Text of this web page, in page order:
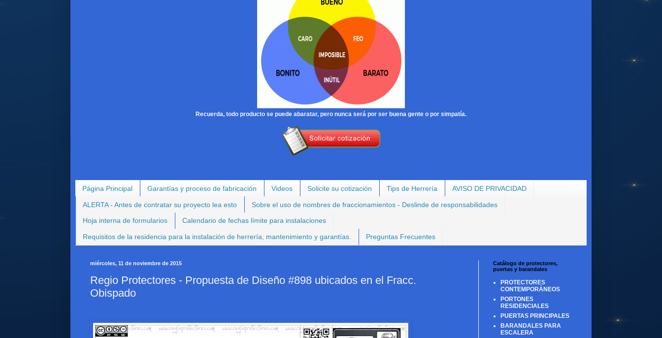
Recuerda, todo producto se puede abaratar, pero nunca será por ser buena gente o por simpatía.
Página Principal Garantías y proceso de fabricación Videos Solicite su cotización Tips de Herrería AVISO DE PRIVACIDAD
ALERTA - Antes de contratar su proyecto lea esto Sobre el uso de nombres de fraccionamientos - Deslinde de responsabilidades
Hoja interna de formularios Calendario de fechas límite para instalaciones
Requisitos de la residencia para la instalación de herrería, mantenimiento y garantías. Preguntas Frecuentes
miércoles, 11 de noviembre de 2015
Regio Protectores - Propuesta de Diseño #898 ubicados en el Fracc.
Obispado
Catálogo de protectores,
puertas y barandales
PROTECTORES
CONTEMPORÁNEOS
PORTONES
RESIDENCIALES
PUERTAS PRINCIPALES
BARANDALES PARA
ESCALERA